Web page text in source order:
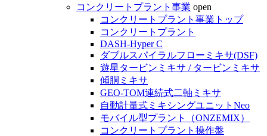
コンクリートプラント事業 open
コンクリートプラント事業トップ
コンクリートプラント
DASH-Hyper C
ダブルスパイラルフローミキサ(DSF)
遊星タービンミキサ / タービンミキサ
傾胴ミキサ
GEO-TOM連続式二軸ミキサ
自動計量式ミキシングユニットNeo
モバイル型プラント（ONZEMIX）
コンクリートプラント操作盤